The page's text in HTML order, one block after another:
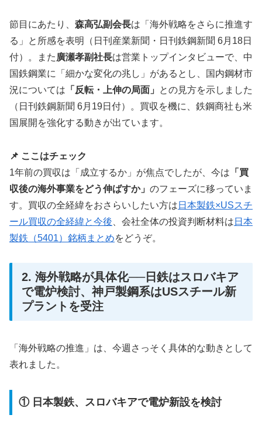
節目にあたり、 森高弘副会長は「海外戦略をさらに推進す
る」と所感を表明（日刊産業新聞・日刊鉄鋼新聞 6月18日
付）。また 廣瀬孝副社長は営業トップインタビューで、中
国鉄鋼業に「細かな変化の兆し」があるとし、国内鋼材市
況については 「反転・上伸の局面」
との見方を示しました
（日刊鉄鋼新聞 6月19日付）。買収を機に、鉄鋼商社も米
国展開を強化する動きが出ています。
📌 ここはチェック
1年前の買収は「成立するか」が焦点でしたが、今は 「買
収後の海外事業をどう伸ばすか」 のフェーズに移っていま
す。買収の全経緯をおさらいしたい方は 日本製鉄×USスチ
ール買収の全経緯と今後 、会社全体の投資判断材料は 日本
製鉄（5401）銘柄まとめをどうぞ。
2. 海外戦略が具体化──日鉄はスロバキア
で電炉検討、神戸製鋼系はUSスチール新
プラントを受注
「海外戦略の推進」は、今週さっそく具体的な動きとして
表れました。
① 日本製鉄、スロバキアで電炉新設を検討